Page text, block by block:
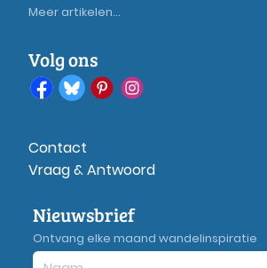
Meer artikelen...
Volg ons
Contact
Vraag & Antwoord
Nieuwsbrief
Ontvang elke maand wandelinspiratie